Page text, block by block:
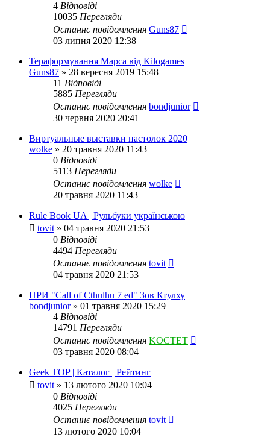
4 Відповіді
10035 Перегляди
Останнє повідомлення Guns87
03 липня 2020 12:38
Тераформування Марса вiд Kilogames
Guns87 » 28 вересня 2019 15:48
11 Відповіді
5885 Перегляди
Останнє повідомлення bondjunior
30 червня 2020 20:41
Виртуальные выставки настолок 2020
wolke » 20 травня 2020 11:43
0 Відповіді
5113 Перегляди
Останнє повідомлення wolke
20 травня 2020 11:43
Rule Book UA | Рульбуки українською
tovit » 04 травня 2020 21:53
0 Відповіді
4494 Перегляди
Останнє повідомлення tovit
04 травня 2020 21:53
НРИ "Call of Cthulhu 7 ed" Зов Ктулху
bondjunior» 01 травня 2020 15:29
4 Відповіді
14791 Перегляди
Останнє повідомлення KOCTET
03 травня 2020 08:04
Geek TOP | Каталог | Рейтинг
tovit » 13 лютого 2020 10:04
0 Відповіді
4025 Перегляди
Останнє повідомлення tovit
13 лютого 2020 10:04